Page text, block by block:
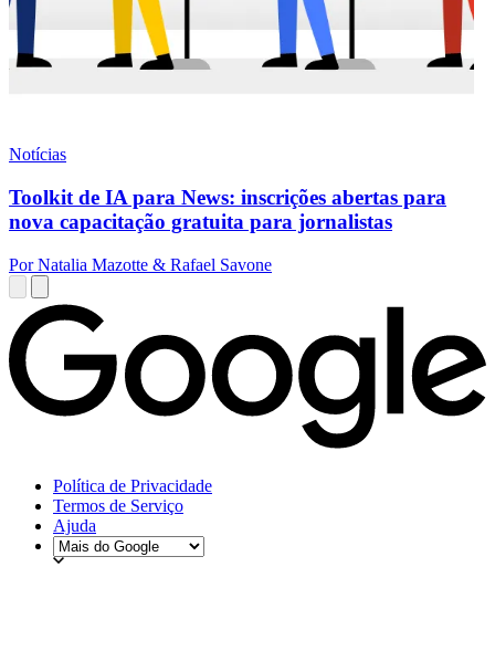
Notícias
Toolkit de IA para News: inscrições abertas para
nova capacitação gratuita para jornalistas
Por Natalia Mazotte & Rafael Savone
Política de Privacidade
Termos de Serviço
Ajuda